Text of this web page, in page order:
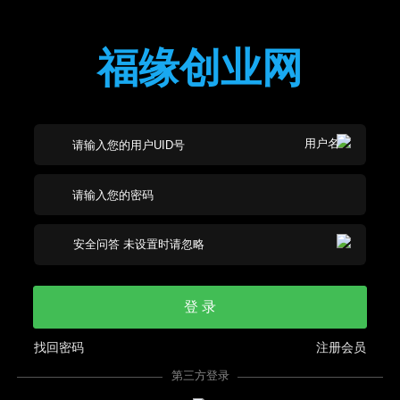
福缘创业网
登 录
注册会员
找回密码
第三方登录